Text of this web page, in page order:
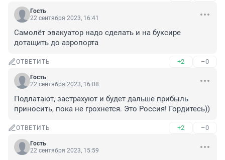
Гость
22 сентября 2023, 16:41
Самолёт эвакуатор надо сделать и на буксире
дотащить до аэропорта
ОТВЕТИТЬ +2 –0
Гость
22 сентября 2023, 16:08
Подлатают, застрахуют и будет дальше прибыль
приносить, пока не грохнется. Это Россия! Гордитесь))
ОТВЕТИТЬ +2 –0
Гость
22 сентября 2023, 15:59